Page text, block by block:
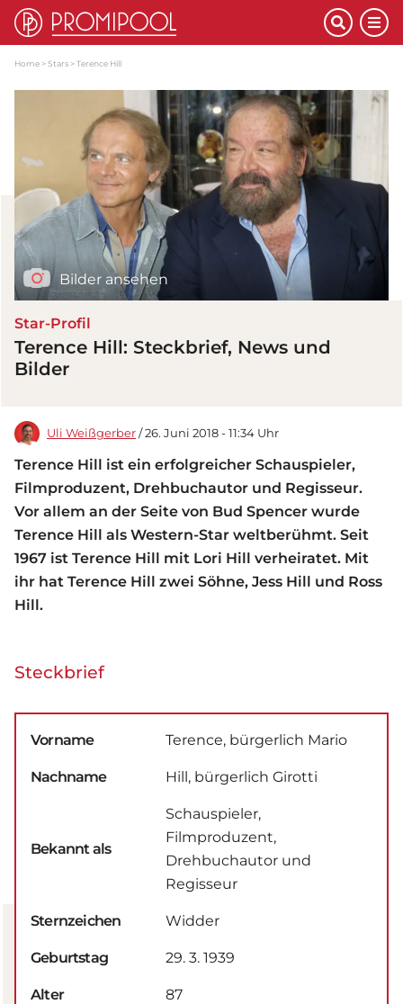
Home Stars Terence Hill
Bilder ansehen
Star-Profil
Terence Hill: Steckbrief, News und
Bilder
Uli Weißgerber / 26. Juni 2018 - 11:34 Uhr
Terence Hill ist ein erfolgreicher Schauspieler,
Filmproduzent, Drehbuchautor und Regisseur.
Vor allem an der Seite von Bud Spencer wurde
Terence Hill als Western-Star weltberühmt. Seit
1967 ist Terence Hill mit Lori Hill verheiratet. Mit
ihr hat Terence Hill zwei Söhne, Jess Hill und Ross
Hill.
Steckbrief
Vorname Terence, bürgerlich Mario
Nachname Hill, bürgerlich Girotti
Bekannt als
Schauspieler,
Filmproduzent,
Drehbuchautor und
Regisseur
Sternzeichen Widder
Geburtstag 29. 3. 1939
Alter 87